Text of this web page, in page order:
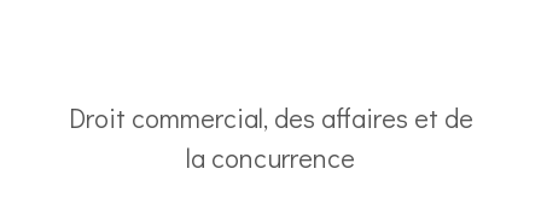
Droit commercial, des affaires et de
la concurrence